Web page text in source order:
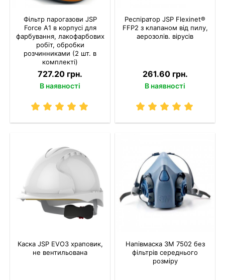
Фільтр парогазови JSP
Force A1 в корпусі для
фарбування, лакофарбових
робіт, обробки
розчинниками (2 шт. в
комплекті)
727.20 грн.
В наявності
Респіратор JSP Flexinet®
FFP2 з клапаном від пилу,
аерозолів. вірусів
261.60 грн.
В наявності
Каска JSP EVO3 храповик,
не вентильована
Напівмаска 3M 7502 без
фільтрів середнього
розміру